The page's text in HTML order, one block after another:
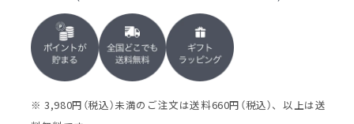
※ 3,980円（税込）未満のご注文は送料660円（税込）、以上は送